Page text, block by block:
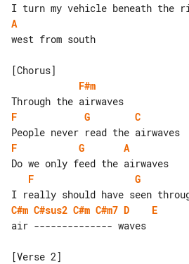
A
west from south
F#m
F
G
C
F
G
A
F
G
C#m C#sus2 C#m C#m7 D
E
air -------------- waves